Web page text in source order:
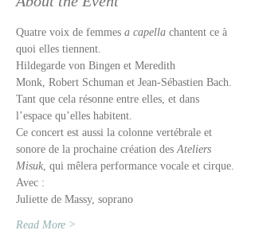
Quatre voix de femmes a capella chantent ce à
quoi elles tiennent.
Hildegarde von Bingen et Meredith
Monk, Robert Schuman et Jean-Sébastien Bach.
Tant que cela résonne entre elles, et dans
l’espace qu’elles habitent.
Ce concert est aussi la colonne vertébrale et
sonore de la prochaine création des Ateliers
Misuk, qui mêlera performance vocale et cirque.
Avec :
Juliette de Massy, soprano
Read More >